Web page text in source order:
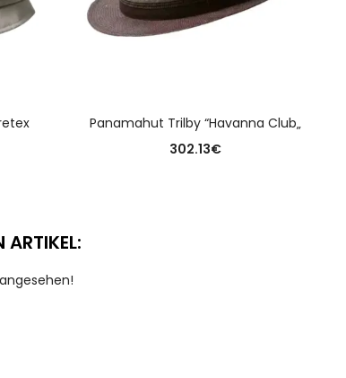
Panamahut Trilby “Havanna Club„
302.13€
ARTIKEL: